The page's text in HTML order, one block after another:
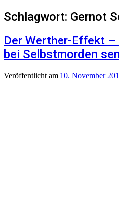
Schlagwort: Gernot
Der Werther-Effekt
bei Selbstmorden
Veröffentlicht am 10. November